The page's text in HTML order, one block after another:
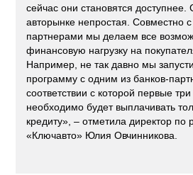
сейчас они становятся доступнее.
авторынке непростая. Совместно
партнерами мы делаем все
финансовую нагрузку на
Например, не так давно мы
программу с одним из банков-
соответствии с которой первые
необходимо будет выплачивать
кредиту», – отметила директор по
«Ключавто» Юлия Овчинникова.